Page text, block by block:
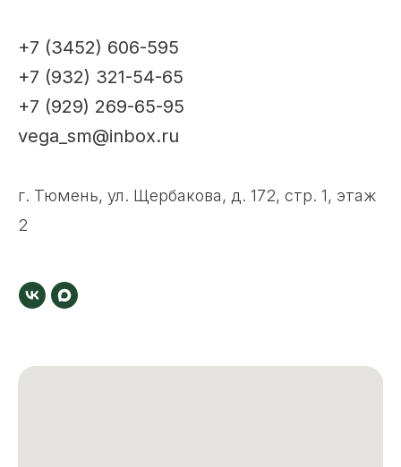
+7 (3452) 606-595
+7 (932) 321-54-65
+7 (929) 269-65-95
vega_sm@inbox.ru
г. Тюмень, ул. Щербакова, д. 172, стр. 1, этаж
2